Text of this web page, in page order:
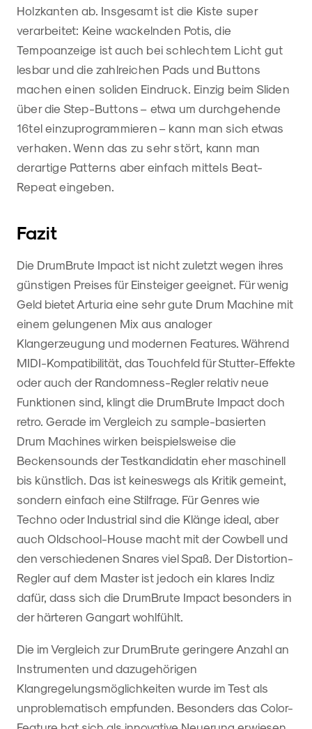
Holzkanten ab. Insgesamt ist die Kiste super
verarbeitet: Keine wackelnden Potis, die
Tempoanzeige ist auch bei schlechtem Licht gut
lesbar und die zahlreichen Pads und Buttons
machen einen soliden Eindruck. Einzig beim Sliden
über die Step-Buttons – etwa um durchgehende
16tel einzuprogrammieren – kann man sich etwas
verhaken. Wenn das zu sehr stört, kann man
derartige Patterns aber einfach mittels Beat-
Repeat eingeben.
Fazit
Die DrumBrute Impact ist nicht zuletzt wegen ihres
günstigen Preises für Einsteiger geeignet. Für wenig
Geld bietet Arturia eine sehr gute Drum Machine mit
einem gelungenen Mix aus analoger
Klangerzeugung und modernen Features. Während
MIDI-Kompatibilität, das Touchfeld für Stutter-Effekte
oder auch der Randomness-Regler relativ neue
Funktionen sind, klingt die DrumBrute Impact doch
retro. Gerade im Vergleich zu sample-basierten
Drum Machines wirken beispielsweise die
Beckensounds der Testkandidatin eher maschinell
bis künstlich. Das ist keineswegs als Kritik gemeint,
sondern einfach eine Stilfrage. Für Genres wie
Techno oder Industrial sind die Klänge ideal, aber
auch Oldschool-House macht mit der Cowbell und
den verschiedenen Snares viel Spaß. Der Distortion-
Regler auf dem Master ist jedoch ein klares Indiz
dafür, dass sich die DrumBrute Impact besonders in
der härteren Gangart wohlfühlt.
Die im Vergleich zur DrumBrute geringere Anzahl an
Instrumenten und dazugehörigen
Klangregelungsmöglichkeiten wurde im Test als
unproblematisch empfunden. Besonders das Color-